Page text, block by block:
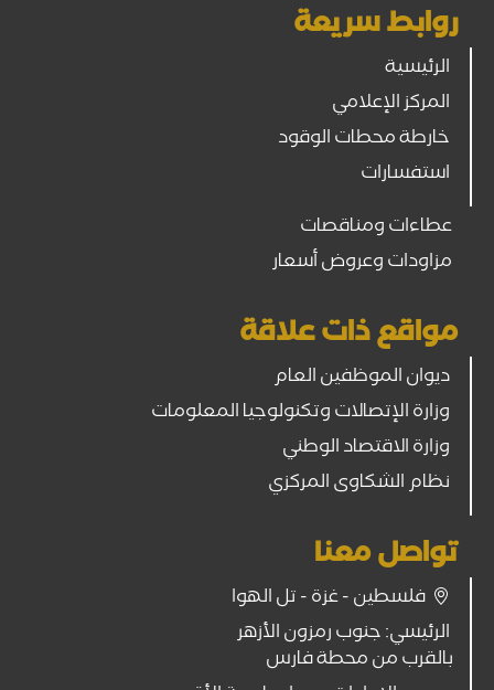
روابط سريعة
الرئيسية
المركز الإعلامي
خارطة محطات الوقود
استفسارات
عطاءات ومناقصات
مزاودات وعروض أسعار
مواقع ذات علاقة
ديوان الموظفين العام
وزارة الإتصالات وتكنولوجيا المعلومات
وزارة الاقتصاد الوطني
نظام الشكاوى المركزي
تواصل معنا
فلسطين - غزة - تل الهوا
الرئيسي: جنوب رمزون الأزهر
بالقرب من محطة فارس